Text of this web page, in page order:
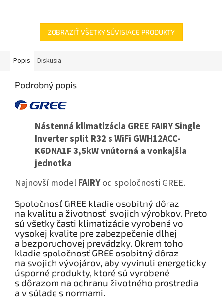
ZOBRAZIŤ VŠETKY SÚVISIACE PRODUKTY
Popis Diskusia
Podrobný popis
Nástenná klimatizácia GREE FAIRY Single
Inverter split R32 s WiFi GWH12ACC-
K6DNA1F 3,5kW vnútorná a vonkajšia
jednotka
Najnovší modelFAIRYod spoločnosti GREE.
Spoločnosť GREE kladie osobitný dôraz
na kvalitu a životnosť svojich výrobkov. Preto
sú všetky časti klimatizácie vyrobené vo
vysokej kvalite pre zabezpečenie dlhej
a bezporuchovej prevádzky. Okrem toho
kladie spoločnosť GREE osobitný dôraz
na svojich vývojárov, aby vyvinuli energeticky
úsporné produkty, ktoré sú vyrobené
s dôrazom na ochranu životného prostredia
a v súlade s normami.